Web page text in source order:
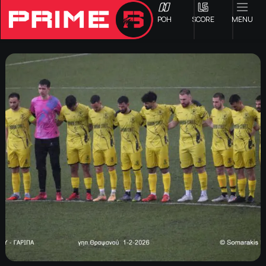
ΡΟΗ SCORE MENU
ΟΦΗ
Γ ΕΘΝΙΚΗ
Α1 ΕΠΣΗ
Α2 ΕΠΣΗ
Β1 ΕΠΣΗ
Β2 ΕΠΣΗ